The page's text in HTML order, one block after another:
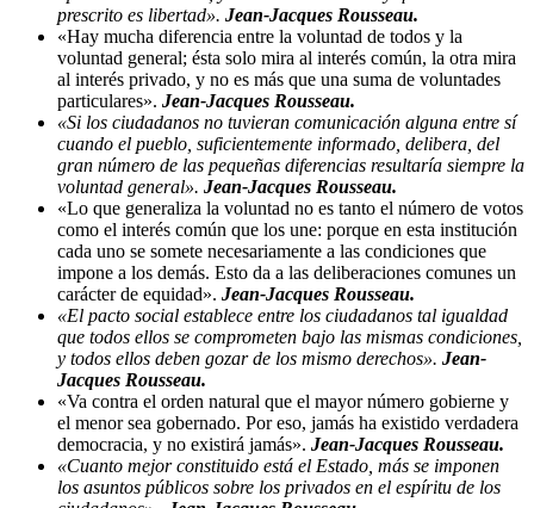
prescrito es libertad». Jean-Jacques Rousseau.
«Hay mucha diferencia entre la voluntad de todos y la
voluntad general; ésta solo mira al interés común, la otra mira
al interés privado, y no es más que una suma de voluntades
particulares». Jean-Jacques Rousseau.
«Si los ciudadanos no tuvieran comunicación alguna entre sí
cuando el pueblo, suficientemente informado, delibera, del
gran número de las pequeñas diferencias resultaría siempre la
voluntad general». Jean-Jacques Rousseau.
«Lo que generaliza la voluntad no es tanto el número de votos
como el interés común que los une: porque en esta institución
cada uno se somete necesariamente a las condiciones que
impone a los demás. Esto da a las deliberaciones comunes un
carácter de equidad». Jean-Jacques Rousseau.
«El pacto social establece entre los ciudadanos tal igualdad
que todos ellos se comprometen bajo las mismas condiciones,
y todos ellos deben gozar de los mismo derechos». Jean-
Jacques Rousseau.
«Va contra el orden natural que el mayor número gobierne y
el menor sea gobernado. Por eso, jamás ha existido verdadera
democracia, y no existirá jamás». Jean-Jacques Rousseau.
«Cuanto mejor constituido está el Estado, más se imponen
los asuntos públicos sobre los privados en el espíritu de los